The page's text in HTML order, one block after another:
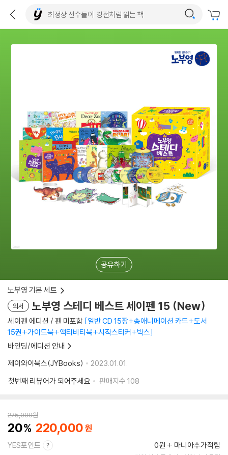
공유하기
노부영 기본 세트
외서 노부영 스테디 베스트 세이펜 15 (New)
세이펜 에디션 / 펜 미포함 일반 CD 15장+송애니메이션 카드+도서
15권+가이드북+액티비티북+시작스티커+박스
바인딩/에디션 안내
제이와이북스(JYBooks)
2023.01.01.
첫번째 리뷰어가 되어주세요
판매지수 108
275,000원
20 220,000
YES포인트 0원 마니아추가적립